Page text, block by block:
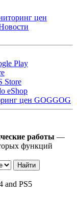
цен
Play
Store
eShop
GOG
работы —
функций
and PS5